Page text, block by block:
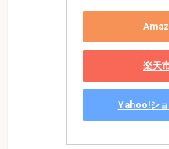
楽天
Yahoo!シ